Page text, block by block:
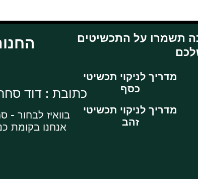
כתובת : דוד סחרוב 5 , ראשון
אנחנו בקומת
תשמרו על התכשיטים
מדריך לניקוי תכשיטי
כסף
מדריך לניקוי תכשיטי
זהב